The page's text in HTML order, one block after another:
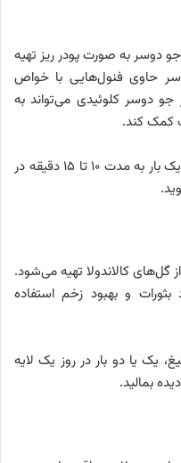
دوسر به صورت پودر ریز تهیه
حاوی فنول‌هایی با خواص
جو دوسر کلوئیدی می‌تواند به
کمک کند.
برای تسکین سوزش ناشی از تیغ، روزی یک بار به مدت ۱۰ تا ۱۵ دقیقه در
گل‌های کالاندولا تهیه می‌شود.
و بهبود زخم استفاده
یک یا دو بار در روز یک لایه
بمالید.